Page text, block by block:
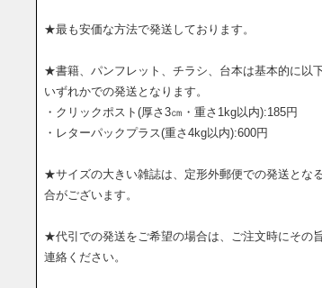
★最も安価な方法で発送しております。
★書籍、パンフレット、チラシ、台本は基本的に以
いずれかでの発送となります。
・クリックポスト(厚さ3㎝・重さ1kg以内):185円
・レターパックプラス(重さ4kg以内):600円
★サイズの大きい雑誌は、定形外郵便での発送とな
合がございます。
★代引での発送をご希望の場合は、ご注文時にその
連絡ください。